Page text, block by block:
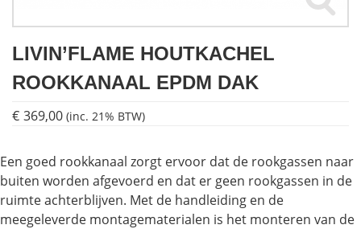
Contact
LIVIN’FLAME HOUTKACHEL
ROOKKANAAL EPDM DAK
€ 369,00 (inc. 21% BTW)
Een goed rookkanaal zorgt ervoor dat de rookgassen naar
buiten worden afgevoerd en dat er geen rookgassen in de
ruimte achterblijven. Met de handleiding en de
meegeleverde montagematerialen is het monteren van de